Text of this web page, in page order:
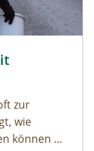
zur
wie
können –